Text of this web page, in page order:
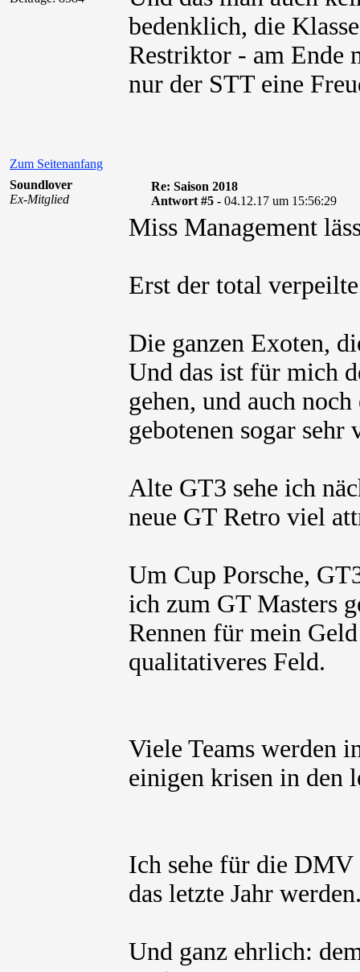
bedenklich, die
Restriktor - am Ende
nur der STT eine
Zum Seitenanfang
Soundlover
Ex-Mitglied
Re: Saison 2018
Antwort #5 - 04.12.17 um 15:56:29
Miss Management
Erst der total
Die ganzen Exoten,
Und das ist für mich
gehen, und auch
gebotenen sogar sehr
Alte GT3 sehe ich
neue GT Retro viel
Um Cup Porsche,
ich zum GT Masters
Rennen für mein
qualitativeres Feld.
Viele Teams werden
einigen krisen in den
Ich sehe für die DMV
das letzte Jahr
Und ganz ehrlich: